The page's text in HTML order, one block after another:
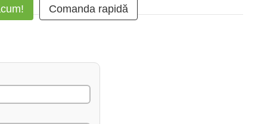
Comanda rapidă